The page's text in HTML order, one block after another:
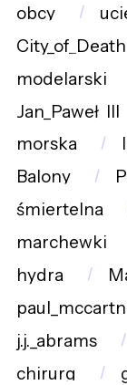
obcy
City_of_Death
modelarski
Jan_Paweł_III
morska
Balony
śmiertelna
marchewki
hydra
j.j._abrams
chirurg